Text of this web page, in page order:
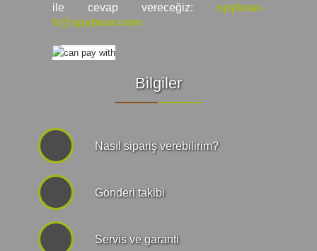
ile cevap vereceğiz:
spyboar-
tr@spyboar.com
Bilgiler
Nasıl sipariş verebilirim?
Gönderi takibi
Servis ve garanti